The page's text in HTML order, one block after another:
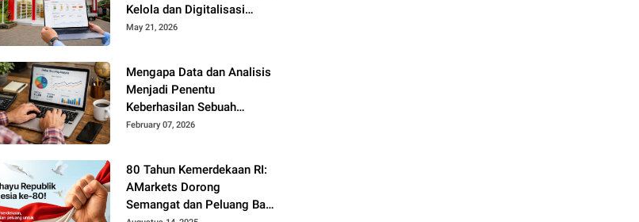
Kelola dan Digitalisasi
Koperasi Modern
May 21, 2026
Mengapa Data dan Analisis
Menjadi Penentu
Keberhasilan Sebuah
Rencana
February 07, 2026
80 Tahun Kemerdekaan RI:
AMarkets Dorong
Semangat dan Peluang Baru